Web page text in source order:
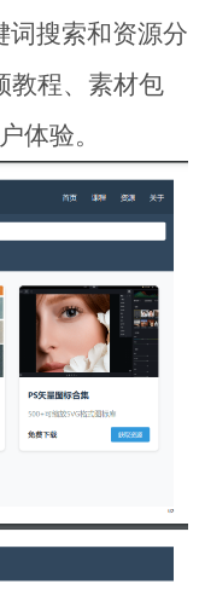
词搜索和资源分
教程、素材包
体验。